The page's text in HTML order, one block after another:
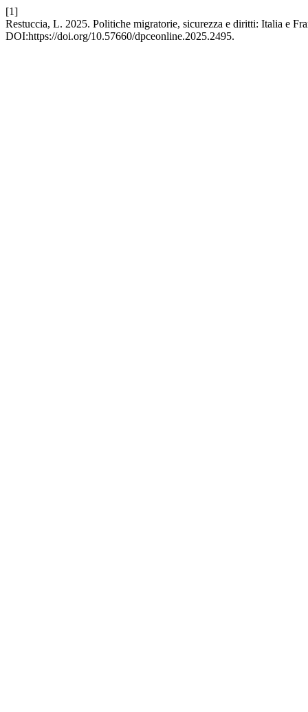
[1]
Restuccia, L. 2025. Politiche migratorie, sicurezza e diritti: Italia e
DOI:https://doi.org/10.57660/dpceonline.2025.2495.